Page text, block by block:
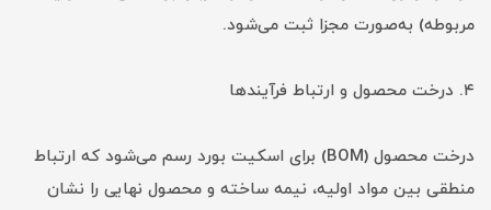
مربوطه) به‌صورت مجزا ثبت می‌شود.
۴. درخت محصول و ارتباط فرآیندها
درخت محصول (BOM) برای اسکیت بورد رسم می‌شود که ارتباط
منطقی بین مواد اولیه، نیمه‌ ساخته و محصول نهایی را نشان